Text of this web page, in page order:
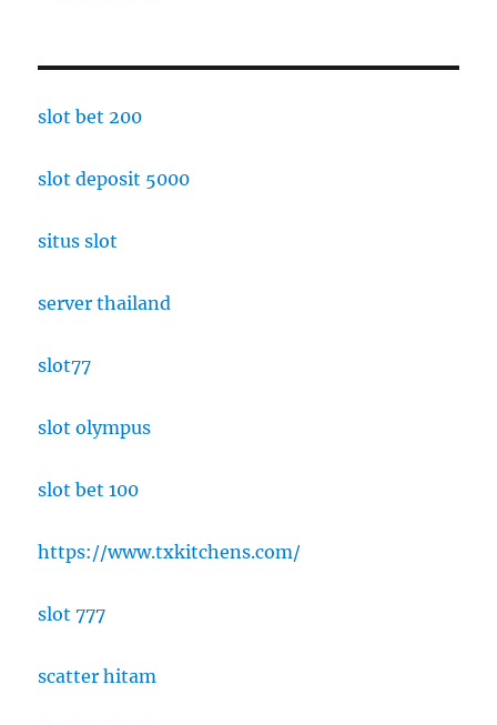
slot bet 200
slot deposit 5000
situs slot
server thailand
slot77
slot olympus
slot bet 100
https://www.txkitchens.com/
slot 777
scatter hitam